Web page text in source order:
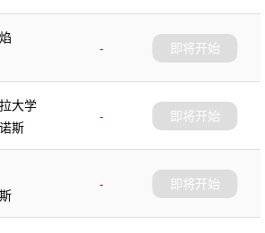
-
即将开始
大学
-
斯
即将开始
-
即将开始